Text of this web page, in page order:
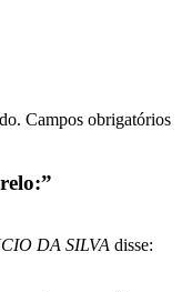
Campos obrigatórios
DA SILVA disse: